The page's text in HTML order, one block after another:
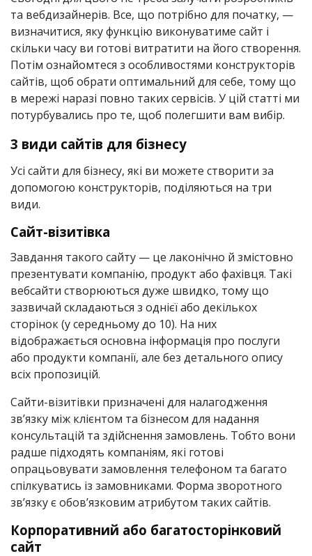
та вебдизайнерів. Все, що потрібно для початку, —
визначитися, яку функцію виконуватиме сайт і
скільки часу ви готові витратити на його створення.
Потім ознайомтеся з особливостями конструкторів
сайтів, щоб обрати оптимальний для себе, тому що
в мережі наразі повно таких сервісів. У цій статті ми
потурбувались про те, щоб полегшити вам вибір.
3 види сайтів для бізнесу
Усі сайти для бізнесу, які ви можете створити за
допомогою конструкторів, поділяються на три
види.
Сайт-візитівка
Завдання такого сайту — це лаконічно й змістовно
презентувати компанію, продукт або фахівця. Такі
вебсайти створюються дуже швидко, тому що
зазвичай складаються з однієї або декількох
сторінок (у середньому до 10). На них
відображається основна інформація про послуги
або продукти компанії, але без детального опису
всіх пропозицій.
Сайти-візитівки призначені для налагодження
зв’язку між клієнтом та бізнесом для надання
консультацій та здійснення замовлень. Тобто вони
радше підходять компаніям, які готові
опрацьовувати замовлення телефоном та багато
спілкуватись із замовниками. Форма зворотного
зв’язку є обов’язковим атрибутом таких сайтів.
Корпоративний або багатосторінковий
сайт